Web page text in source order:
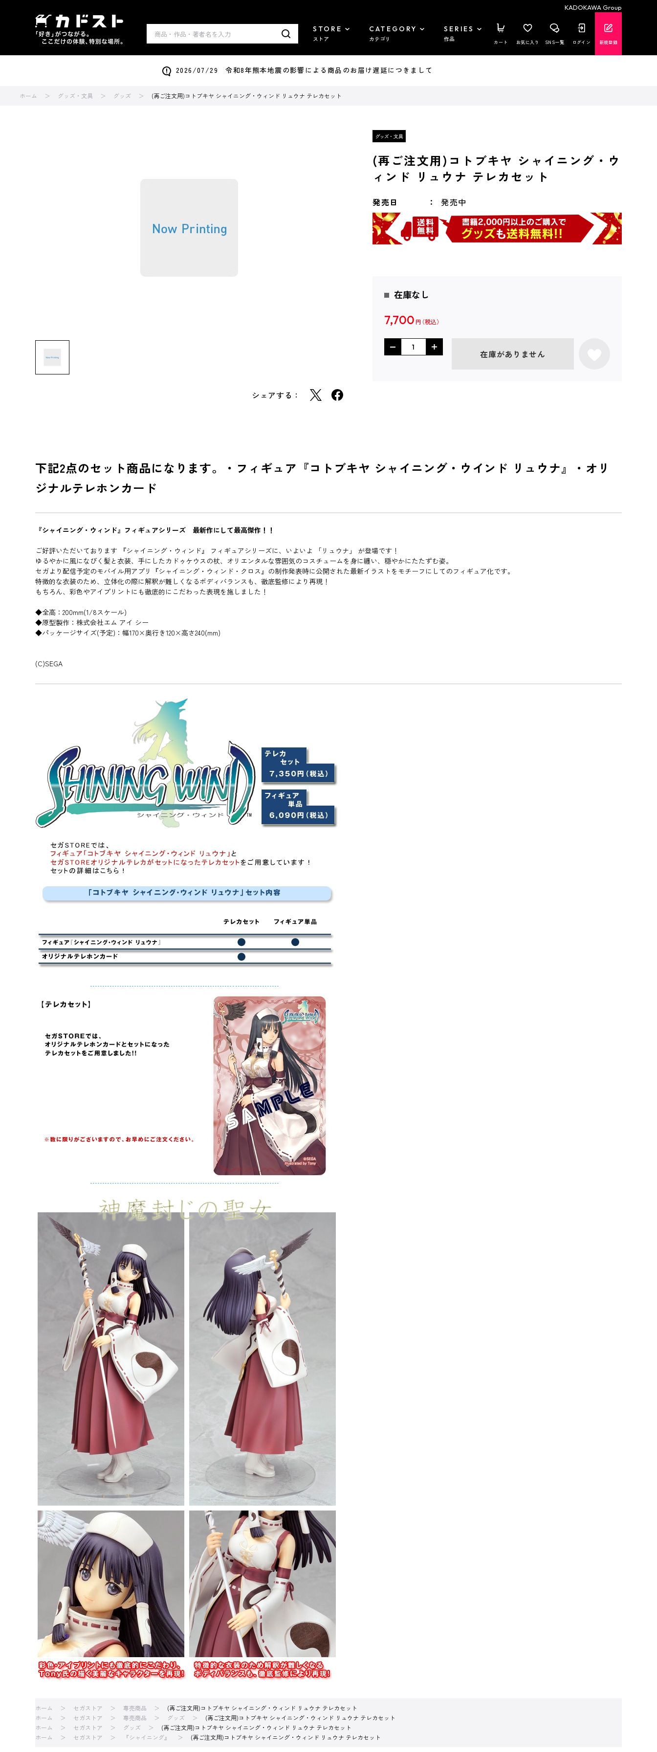
KADOKAWA Group
STORE
ストア
CATEGORY
カテゴリ
SERIES
作品 カート お気に入り SNS一覧 ログイン 新規登録
2026/07/29 令和8年熊本地震の影響による商品のお届け遅延につきまして
ホーム グッズ・文具 グッズ (再ご注文用)コトブキヤ シャイニング・ウィンド リュウナ テレカセット
シェアする：
(再ご注文用)コトブキヤ シャイニング・ウ
ィンド リュウナ テレカセット
発売日 発売中
在庫なし
7,700 円
在庫がありません
下記2点のセット商品になります。・フィギュア『コトブキヤ シャイニング・ウインド リュウナ』・オリ
ジナルテレホンカード
『シャイニング・ウィンド』フィギュアシリーズ 最新作にして最高傑作！！
ご好評いただいております 『シャイニング・ウィンド』 フィギュアシリーズに、いよいよ 「リュウナ」 が登場です！
ゆるやかに風になびく髪と衣装、手にしたカドゥケウスの杖、オリエンタルな雰囲気のコスチュームを身に纏い、穏やかにたたずむ姿。
セガより配信予定のモバイル用アプリ『シャイニング・ウィンド・クロス』の制作発表時に公開された最新イラストをモチーフにしてのフィギュア化です。
特徴的な衣装のため、立体化の際に解釈が難しくなるボディバランスも、徹底監修により再現！
もちろん、彩色やアイプリントにも徹底的にこだわった表現を施しました！
◆全高：200mm(1/8スケール)
◆原型製作：株式会社エム アイ シー
◆パッケージサイズ(予定)：幅170×奥行き120×高さ240(mm)
(C)SEGA
ホーム セガストア 専売商品
(再ご注文用)コトブキヤ シャイニング・ウィンド リュウナ テレカセット
ホーム
セガストア 専売商品 グッズ
(再ご注文用)コトブキヤ シャイニング・ウィンド リュウナ テレカセット
ホーム
セガストア グッズ
(再ご注文用)コトブキヤ シャイニング・ウィンド リュウナ テレカセット
ホーム
セガストア 『シャイニング』 (再ご注文用)コトブキヤ シャイニング・ウィンド リュウナ テレカセット